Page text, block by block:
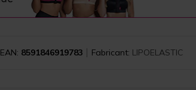
EAN: 8591846919783 Fabricant: LIPOELASTIC